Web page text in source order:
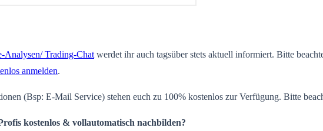
Analysen/ Trading-Chat werdet ihr auch tagsüber stets aktuell informiert. Bitte
anmelden.
(Bsp: E-Mail Service) stehen euch zu 100% kostenlos zur Verfügung. Bitte
kostenlos & vollautomatisch nachbilden?